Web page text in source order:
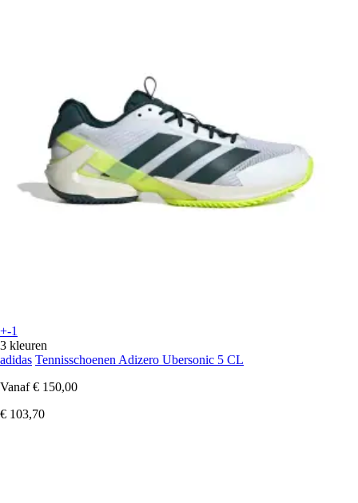
+-1
3 kleuren
adidas Tennisschoenen Adizero Ubersonic 5 CL
Vanaf € 150,00
€ 103,70